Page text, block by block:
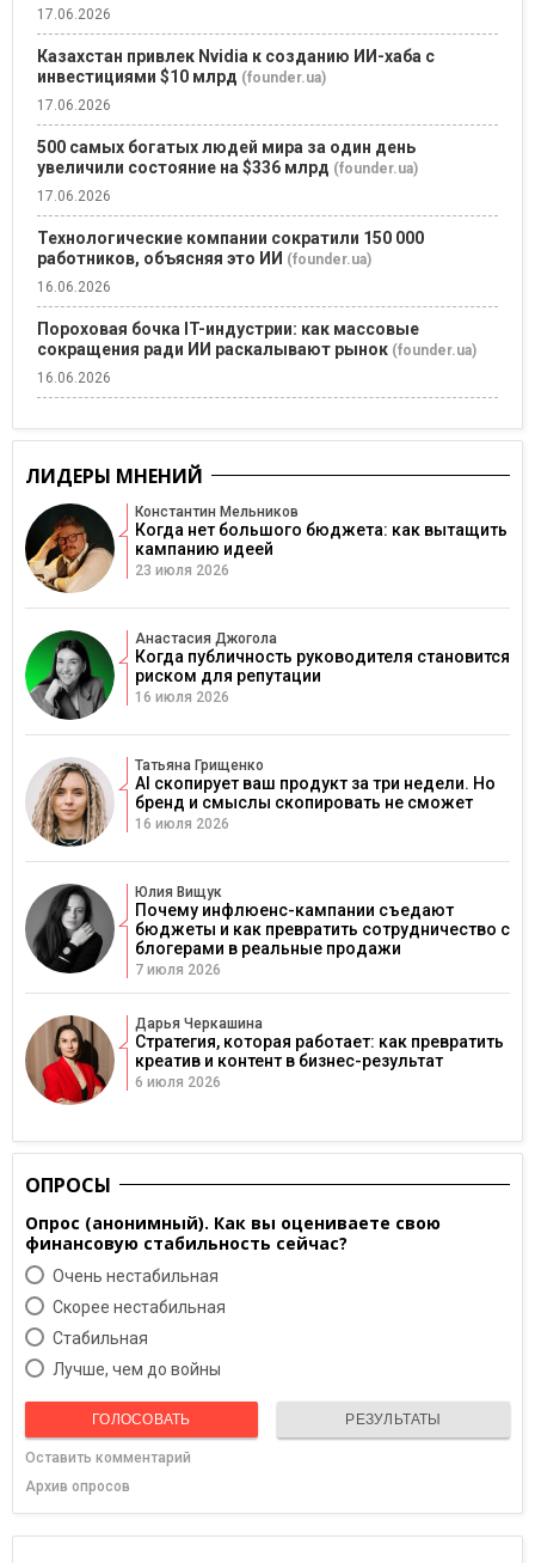
17.06.2026
Казахстан привлек Nvidia к созданию ИИ-хаба с
инвестициями $10 млрд (founder.ua)
17.06.2026
500 самых богатых людей мира за один день
увеличили состояние на $336 млрд (founder.ua)
17.06.2026
Технологические компании сократили 150 000
работников, объясняя это ИИ (founder.ua)
16.06.2026
Пороховая бочка IT-индустрии: как массовые
сокращения ради ИИ раскалывают рынок (founder.ua)
16.06.2026
ЛИДЕРЫ МНЕНИЙ
Константин Мельников
Когда нет большого бюджета: как вытащить
кампанию идеей
23 июля 2026
Анастасия Джогола
Когда публичность руководителя становится
риском для репутации
16 июля 2026
Татьяна Грищенко
AI скопирует ваш продукт за три недели. Но
бренд и смыслы скопировать не сможет
16 июля 2026
Юлия Вищук
Почему инфлюенс-кампании съедают
бюджеты и как превратить сотрудничество с
блогерами в реальные продажи
7 июля 2026
Дарья Черкашина
Стратегия, которая работает: как превратить
креатив и контент в бизнес-результат
6 июля 2026
ОПРОСЫ
Опрос (анонимный). Как вы оцениваете свою
финансовую стабильность сейчас?
Очень нестабильная
Скорее нестабильная
Cтабильная
Лучше, чем до войны
ГОЛОСОВАТЬ РЕЗУЛЬТАТЫ
Оставить комментарий
Архив опросов